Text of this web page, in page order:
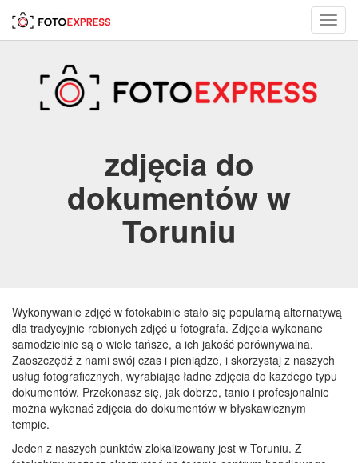
zdjęcia do
dokumentów w
Toruniu
Wykonywanie zdjęć w fotokabinie stało się popularną alternatywą
dla tradycyjnie robionych zdjęć u fotografa. Zdjęcia wykonane
samodzielnie są o wiele tańsze, a ich jakość porównywalna.
Zaoszczędź z nami swój czas i pieniądze, i skorzystaj z naszych
usług fotograficznych, wyrabiając ładne zdjęcia do każdego typu
dokumentów. Przekonasz się, jak dobrze, tanio i profesjonalnie
można wykonać zdjęcia do dokumentów w błyskawicznym
tempie.
Jeden z naszych punktów zlokalizowany jest w Toruniu. Z